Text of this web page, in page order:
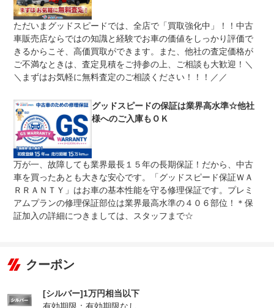
保証修理
受付先
-
法定整備
整備付 法定12ヶ月または法定24ヶ月点検整備付
※車検なし・車検整備付の場合は法定24ヶ月点検整備付
※商用車は6ヶ月または12ヶ月点検整備付
について
安心の指定工場完備。陸運支局に代わって車検（検査）を
インを自社の工場に持っています。国家資格整備士常駐、
積載車もございます。
ただいまグッドスピードでは、全店で「買取強化中」！！中古
車販売店ならではの知識と経験でお車の価値をしっかり評価で
きるからこそ、高価買取ができます。また、他社の査定価格が
ご不満なときは、査定見積をご持参の上、ご相談も大歓迎！＼
＼まずはお気軽に無料査定のご相談ください！！！／／
グッドスピードの保証は業界高水準☆他社
様へのご入庫もＯＫ
万が一、故障しても業界最長１５年の長期保証！だから、中古
車を買ったあとも大きな安心です。「グッドスピード保証ＷＡ
ＲＲＡＮＴＹ」はお車の基本性能を守る修理保証です。プレミ
アムプランの修理保証部位は業界最高水準の４０６部位！＊保
証加入の詳細につきましては、スタッフまで☆
クーポン
[シルバー]1万円相当以下